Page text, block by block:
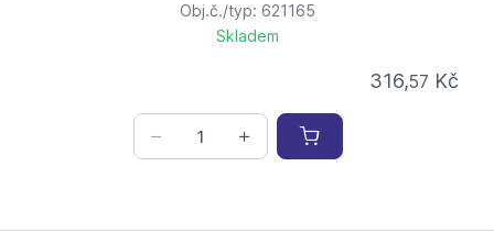
Obj.č./typ: 621165
Skladem
316,57 Kč